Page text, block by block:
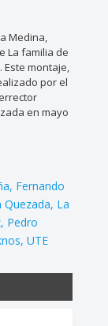
Medina,
La familia de
montaje,
por el
en mayo
Fernando
Quezada La
Pedro
UTE